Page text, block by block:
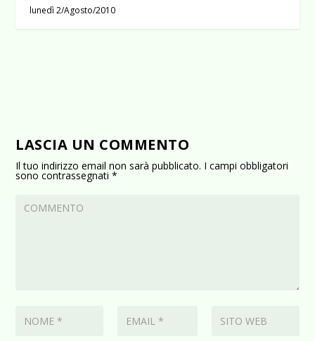
lunedì 2/Agosto/2010
LASCIA UN COMMENTO
Il tuo indirizzo email non sarà pubblicato. I campi obbligatori
sono contrassegnati*